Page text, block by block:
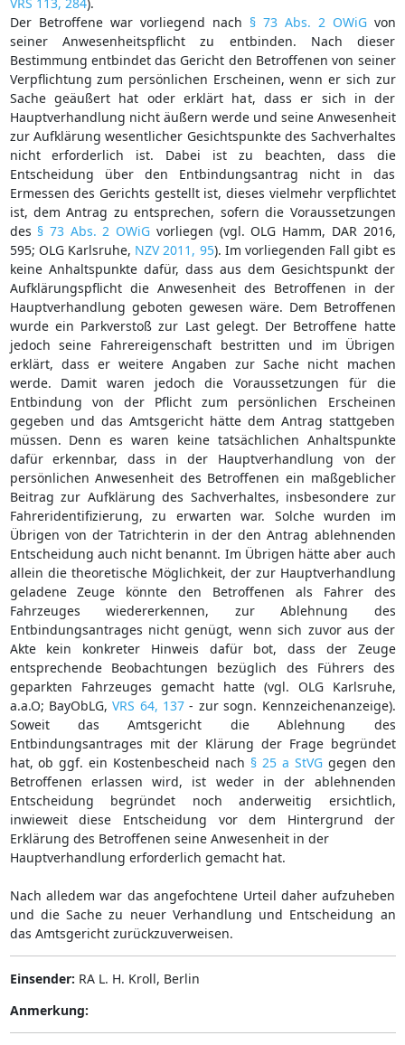
Der Betroffene war vorliegend nach § 73 Abs. 2 OWiGvon
seiner Anwesenheitspflicht zu entbinden. Nach dieser
Bestimmung entbindet das Gericht den Betroffenen von seiner
Verpflichtung zum persönlichen Erscheinen, wenn er sich zur
Sache geäußert hat oder erklärt hat, dass er sich in der
Hauptverhandlung nicht äußern werde und seine Anwesenheit
zur Aufklärung wesentlicher Gesichtspunkte des Sachverhaltes
nicht erforderlich ist. Dabei ist zu beachten, dass die
Entscheidung über den Entbindungsantrag nicht in das
Ermessen des Gerichts gestellt ist, dieses vielmehr verpflichtet
ist, dem Antrag zu entsprechen, sofern die Voraussetzungen
des § 73 Abs. 2 OWiG vorliegen (vgl. OLG Hamm, DAR 2016,
595; OLG Karlsruhe, NZV 2011, 95). Im vorliegenden Fall gibt es
keine Anhaltspunkte dafür, dass aus dem Gesichtspunkt der
Aufklärungspflicht die Anwesenheit des Betroffenen in der
Hauptverhandlung geboten gewesen wäre. Dem Betroffenen
wurde ein Parkverstoß zur Last gelegt. Der Betroffene hatte
jedoch seine Fahrereigenschaft bestritten und im Übrigen
erklärt, dass er weitere Angaben zur Sache nicht machen
werde. Damit waren jedoch die Voraussetzungen für die
Entbindung von der Pflicht zum persönlichen Erscheinen
gegeben und das Amtsgericht hätte dem Antrag stattgeben
müssen. Denn es waren keine tatsächlichen Anhaltspunkte
dafür erkennbar, dass in der Hauptverhandlung von der
persönlichen Anwesenheit des Betroffenen ein maßgeblicher
Beitrag zur Aufklärung des Sachverhaltes, insbesondere zur
Fahreridentifizierung, zu erwarten war. Solche wurden im
Übrigen von der Tatrichterin in der den Antrag ablehnenden
Entscheidung auch nicht benannt. Im Übrigen hätte aber auch
allein die theoretische Möglichkeit, der zur Hauptverhandlung
geladene Zeuge könnte den Betroffenen als Fahrer des
Fahrzeuges wiedererkennen, zur Ablehnung des
Entbindungsantrages nicht genügt, wenn sich zuvor aus der
Akte kein konkreter Hinweis dafür bot, dass der Zeuge
entsprechende Beobachtungen bezüglich des Führers des
geparkten Fahrzeuges gemacht hatte (vgl. OLG Karlsruhe,
a.a.O; BayObLG,VRS 64, 137 - zur sogn. Kennzeichenanzeige).
Soweit das Amtsgericht die Ablehnung des
Entbindungsantrages mit der Klärung der Frage begründet
hat, ob ggf. ein Kostenbescheid nach § 25 a StVGgegen den
Betroffenen erlassen wird, ist weder in der ablehnenden
Entscheidung begründet noch anderweitig ersichtlich,
inwieweit diese Entscheidung vor dem Hintergrund der
Erklärung des Betroffenen seine Anwesenheit in der
Hauptverhandlung erforderlich gemacht hat.
Nach alledem war das angefochtene Urteil daher aufzuheben
und die Sache zu neuer Verhandlung und Entscheidung an
das Amtsgericht zurückzuverweisen.
Einsender: RA L. H. Kroll, Berlin
Anmerkung: